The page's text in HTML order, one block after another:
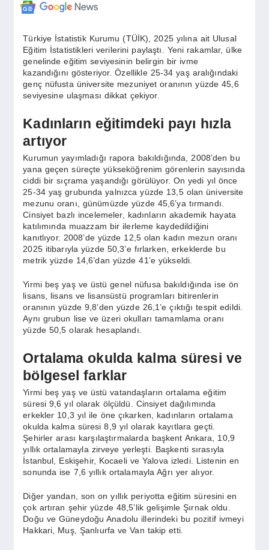
SPOR
YAŞAM
Türkiye İstatistik Kurumu (TÜİK), 2025 yılına ait Ulusal
Eğitim İstatistikleri verilerini paylaştı. Yeni rakamlar, ülke
genelinde eğitim seviyesinin belirgin bir ivme
kazandığını gösteriyor. Özellikle 25-34 yaş aralığındaki
genç nüfusta üniversite mezuniyet oranının yüzde 45,6
seviyesine ulaşması dikkat çekiyor.
Kadınların eğitimdeki payı hızla
artıyor
Kurumun yayımladığı rapora bakıldığında, 2008’den bu
yana geçen süreçte yükseköğrenim görenlerin sayısında
ciddi bir sıçrama yaşandığı görülüyor. On yedi yıl önce
25-34 yaş grubunda yalnızca yüzde 13,5 olan üniversite
mezunu oranı, günümüzde yüzde 45,6’ya tırmandı.
Cinsiyet bazlı incelemeler, kadınların akademik hayata
katılımında muazzam bir ilerleme kaydedildiğini
kanıtlıyor. 2008’de yüzde 12,5 olan kadın mezun oranı
2025 itibarıyla yüzde 50,3’e fırlarken, erkeklerde bu
metrik yüzde 14,6’dan yüzde 41’e yükseldi.
Yirmi beş yaş ve üstü genel nüfusa bakıldığında ise ön
lisans, lisans ve lisansüstü programları bitirenlerin
oranının yüzde 9,8’den yüzde 26,1’e çıktığı tespit edildi.
Aynı grubun lise ve üzeri okulları tamamlama oranı
yüzde 50,5 olarak hesaplandı.
Ortalama okulda kalma süresi ve
bölgesel farklar
Yirmi beş yaş ve üstü vatandaşların ortalama eğitim
süresi 9,6 yıl olarak ölçüldü. Cinsiyet dağılımında
erkekler 10,3 yıl ile öne çıkarken, kadınların ortalama
okulda kalma süresi 8,9 yıl olarak kayıtlara geçti.
Şehirler arası karşılaştırmalarda başkent Ankara, 10,9
yıllık ortalamayla zirveye yerleşti. Başkenti sırasıyla
İstanbul, Eskişehir, Kocaeli ve Yalova izledi. Listenin en
sonunda ise 7,6 yıllık ortalamayla Ağrı yer alıyor.
Diğer yandan, son on yıllık periyotta eğitim süresini en
çok artıran şehir yüzde 48,5’lik gelişimle Şırnak oldu.
Doğu ve Güneydoğu Anadolu illerindeki bu pozitif ivmeyi
Hakkari, Muş, Şanlıurfa ve Van takip etti.